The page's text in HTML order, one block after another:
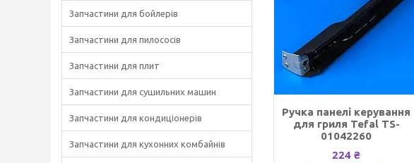
Ручка панелі керування
для гриля Tefal TS-
01042260
224 ₴
Запчастини для бойлерів
Запчастини для пилососів
Запчастини для плит
Запчастини для сушильних машин
Запчастини для кондиціонерів
Запчастини для кухонних комбайнів